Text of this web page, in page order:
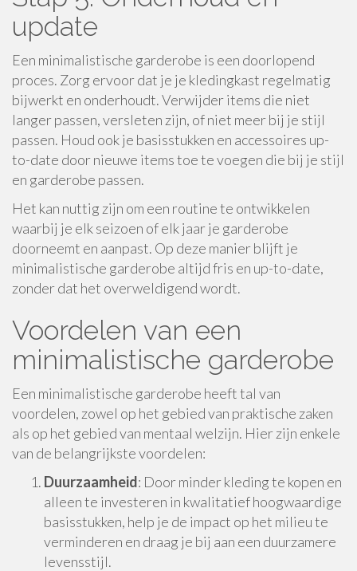
update
Een minimalistische garderobe is een doorlopend
proces. Zorg ervoor dat je je kledingkast regelmatig
bijwerkt en onderhoudt. Verwijder items die niet
langer passen, versleten zijn, of niet meer bij je stijl
passen. Houd ook je basisstukken en accessoires up-
to-date door nieuwe items toe te voegen die bij je stijl
en garderobe passen.
Het kan nuttig zijn om een routine te ontwikkelen
waarbij je elk seizoen of elk jaar je garderobe
doorneemt en aanpast. Op deze manier blijft je
minimalistische garderobe altijd fris en up-to-date,
zonder dat het overweldigend wordt.
Voordelen van een
minimalistische garderobe
Een minimalistische garderobe heeft tal van
voordelen, zowel op het gebied van praktische zaken
als op het gebied van mentaal welzijn. Hier zijn enkele
van de belangrijkste voordelen:
Duurzaamheid: Door minder kleding te kopen en
alleen te investeren in kwalitatief hoogwaardige
basisstukken, help je de impact op het milieu te
verminderen en draag je bij aan een duurzamere
levensstijl.